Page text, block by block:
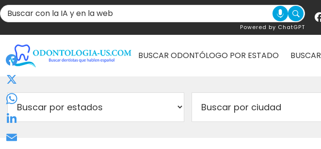
Powered by ChatGPT
BUSCAR ODONTÓLOGO POR ESTADO
Facebook
X
WhatsApp
LinkedIn